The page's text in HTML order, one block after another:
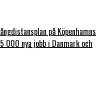
på Köpenhamns
000 nya jobb i Danmark och